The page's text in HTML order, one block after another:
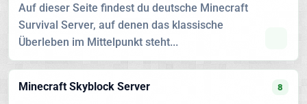
Auf dieser Seite findest du deutsche Minecraft
Survival Server, auf denen das klassische
Überleben im Mittelpunkt steht...
Minecraft Skyblock Server 8